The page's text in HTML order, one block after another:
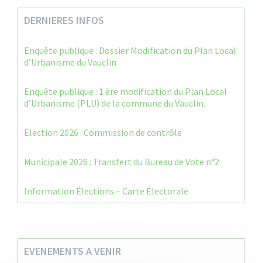
DERNIERES INFOS
Enquête publique : Dossier Modification du Plan Local
d’Urbanisme du Vauclin
Enquête publique : 1 ère modification du Plan Local
d’Urbanisme (PLU) de la commune du Vauclin.
Election 2026 : Commission de contrôle
Municipale 2026 : Transfert du Bureau de Vote n°2
Information Élections – Carte Électorale
EVENEMENTS A VENIR